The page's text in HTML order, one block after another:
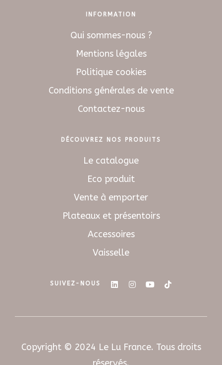
INFORMATION
Qui sommes-nous ?
Mentions légales
Politique cookies
Conditions générales de vente
Contactez-nous
DÉCOUVREZ NOS PRODUITS
Le catalogue
Eco produit
Vente à emporter
Plateaux et présentoirs
Accessoires
Vaisselle
SUIVEZ-NOUS
Copyright © 2024 Le Lu France. Tous droits